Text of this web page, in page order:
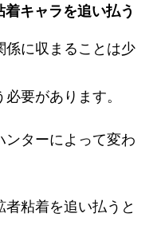
キャラを追い払う
係に収まることは少
要があります。
ターによって変わ
粘着を追い払うと